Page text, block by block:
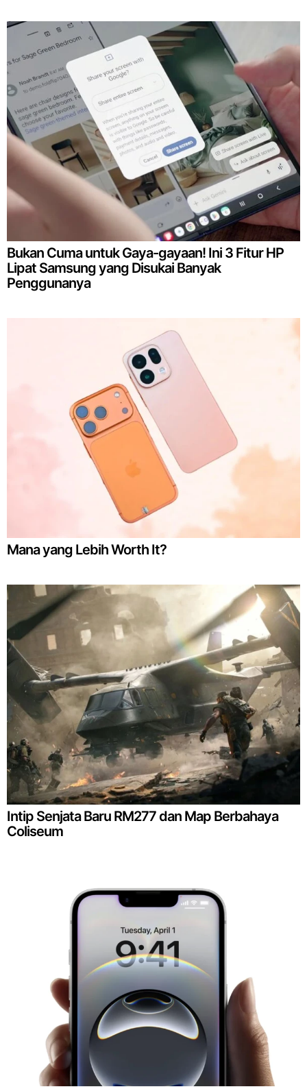
Bukan Cuma untuk Gaya-gayaan! Ini 3 Fitur HP
Lipat Samsung yang Disukai Banyak
Penggunanya
Mana yang Lebih Worth It?
Intip Senjata Baru RM277 dan Map Berbahaya
Coliseum